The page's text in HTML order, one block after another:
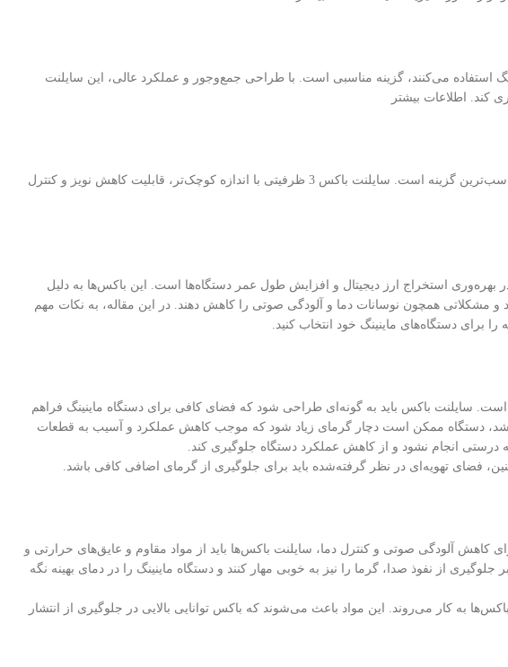
استفاده می‌کنند، گزینه مناسبی است. با طراحی جمع‌وجور و عملکرد عالی، این سایلنت
برای ماینرهایی که به فضای کمتر و دستگاه‌های کمتری نیاز دارند، این مدل مناسب‌ترین گزینه است. سایلنت باکس 3 ظرفیتی با اندازه کوچک‌تر، قابلیت کاهش نویز و کنترل
بهره‌وری استخراج ارز دیجیتال و افزایش طول عمر دستگاه‌ها است. این باکس‌ها به دلیل
مشکلاتی همچون نوسانات دما و آلودگی صوتی را کاهش دهند. در این مقاله، به نکات مهم
برای دستگاه‌های ماینینگ خود انتخاب کنید.
است. سایلنت باکس باید به گونه‌ای طراحی شود که فضای کافی برای دستگاه ماینینگ فراهم
دستگاه ممکن است دچار گرمای زیاد شود که موجب کاهش عملکرد و آسیب به قطعات
انجام نشود و از کاهش عملکرد دستگاه جلوگیری کند.
فضای تهویه‌ای در نظر گرفته‌شده باید برای جلوگیری از گرمای اضافی کافی باشد.
آلودگی صوتی و کنترل دما، سایلنت باکس‌ها باید از مواد مقاوم و عایق‌های حرارتی و
از نفوذ صدا، گرما را نیز به خوبی مهار کنند و دستگاه ماینینگ را در دمای بهینه نگه
به کار می‌روند. این مواد باعث می‌شوند که باکس توانایی بالایی در جلوگیری از انتشار